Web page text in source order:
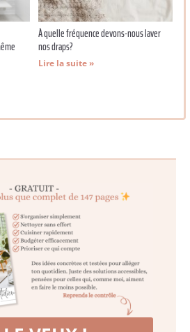
À quelle fréquence devons-nous laver
nos draps?
Lire la suite »